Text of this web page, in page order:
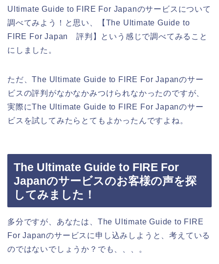
Ultimate Guide to FIRE For Japanのサービスについて
調べてみよう！と思い、【The Ultimate Guide to
FIRE For Japan 評判】という感じで調べてみること
にしました。
ただ、The Ultimate Guide to FIRE For Japanのサー
ビスの評判がなかなかみつけられなかったのですが、
実際にThe Ultimate Guide to FIRE For Japanのサー
ビスを試してみたらとてもよかったんですよね。
The Ultimate Guide to FIRE For
Japanのサービスのお客様の声を探
してみました！
多分ですが、あなたは、The Ultimate Guide to FIRE
For Japanのサービスに申し込みしようと、考えている
のではないでしょうか？でも、、、。